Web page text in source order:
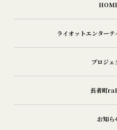
ライオットエンター
プロジェ
長者町
お知ら